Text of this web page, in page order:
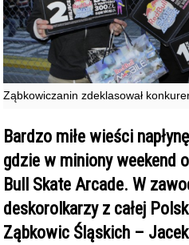
Ząbkowiczanin zdeklasował
Bardzo miłe wieści
gdzie w miniony weekend
Bull Skate Arcade. W
deskorolkarzy z całej
Ząbkowic Śląskich –